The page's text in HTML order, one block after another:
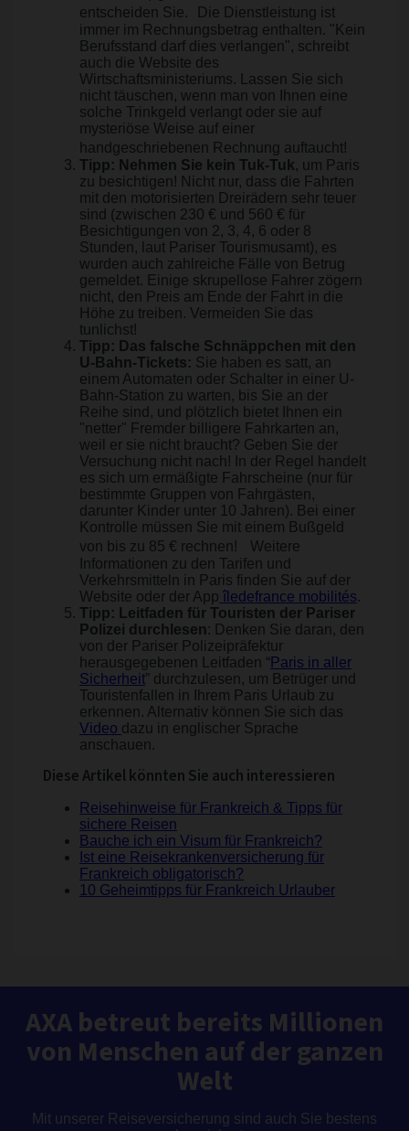
entscheiden Sie. Die Dienstleistung ist
immer im Rechnungsbetrag enthalten. "Kein
Berufsstand darf dies verlangen", schreibt
auch die Website des
Wirtschaftsministeriums. Lassen Sie sich
nicht täuschen, wenn man von Ihnen eine
solche Trinkgeld verlangt oder sie auf
mysteriöse Weise auf einer
handgeschriebenen Rechnung auftaucht!
Tipp: Nehmen Sie kein Tuk-Tuk, um Paris
zu besichtigen! Nicht nur, dass die Fahrten
mit den motorisierten Dreirädern sehr teuer
sind (zwischen 230 € und 560 € für
Besichtigungen von 2, 3, 4, 6 oder 8
Stunden, laut Pariser Tourismusamt), es
wurden auch zahlreiche Fälle von Betrug
gemeldet. Einige skrupellose Fahrer zögern
nicht, den Preis am Ende der Fahrt in die
Höhe zu treiben. Vermeiden Sie das
tunlichst!
Tipp: Das falsche Schnäppchen mit den
U-Bahn-Tickets: Sie haben es satt, an
einem Automaten oder Schalter in einer U-
Bahn-Station zu warten, bis Sie an der
Reihe sind, und plötzlich bietet Ihnen ein
"netter" Fremder billigere Fahrkarten an,
weil er sie nicht braucht? Geben Sie der
Versuchung nicht nach! In der Regel handelt
es sich um ermäßigte Fahrscheine (nur für
bestimmte Gruppen von Fahrgästen,
darunter Kinder unter 10 Jahren). Bei einer
Kontrolle müssen Sie mit einem Bußgeld
von bis zu 85 € rechnen! Weitere
Informationen zu den Tarifen und
Verkehrsmitteln in Paris finden Sie auf der
Website oder der App îledefrance mobilités.
Tipp: Leitfaden für Touristen der Pariser
Polizei durchlesen: Denken Sie daran, den
von der Pariser Polizeipräfektur
herausgegebenen Leitfaden “ Paris in aller
Sicherheit” durchzulesen, um Betrüger und
Touristenfallen in Ihrem Paris Urlaub zu
erkennen. Alternativ können Sie sich das
Video dazu in englischer Sprache
anschauen.
Diese Artikel könnten Sie auch interessieren
Reisehinweise für Frankreich & Tipps für
sichere Reisen
Bauche ich ein Visum für Frankreich?
Ist eine Reisekrankenversicherung für
Frankreich obligatorisch?
10 Geheimtipps für Frankreich Urlauber
AXA betreut bereits Millionen
von Menschen auf der ganzen
Welt
Mit unserer Reiseversicherung sind auch Sie bestens